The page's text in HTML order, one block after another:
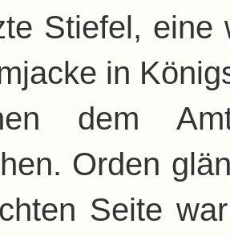
Stiefel, eine
in
dem
Orden
Seite